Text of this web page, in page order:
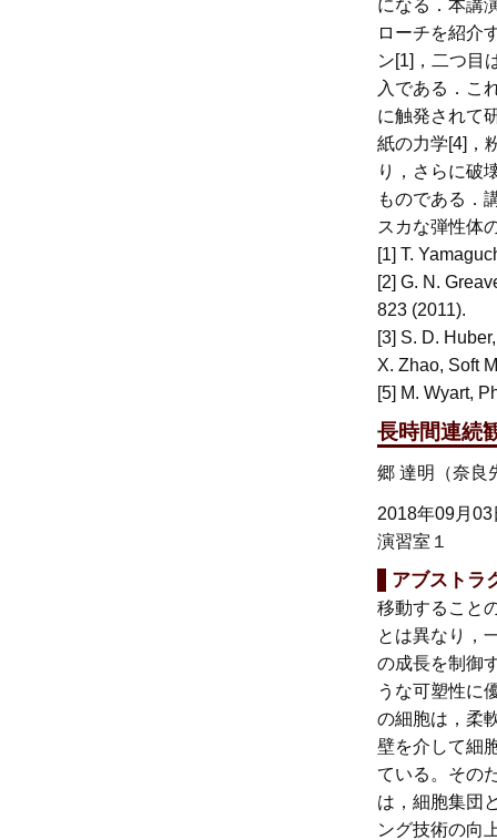
になる．本講
ローチを紹介
ン[1]，二つ目
入である．こ
に触発されて
紙の力学[4]，
り，さらに破
ものである．
スカな弾性体
[1] T.
[2] G. N.
823 (2011).
[3] S. D.
X. Zhao, Soft
[5] M. Wyart,
長時間連続
郷 達明（奈良
2018年09月
演習室１
アブストラ
移動すること
とは異なり，
の成長を制御
うな可塑性に
の細胞は，柔
壁を介して細
ている。その
は，細胞集団
ング技術の向